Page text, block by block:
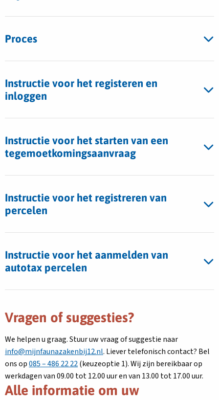
Proces
Instructie voor het registeren en
inloggen
Instructie voor het starten van een
tegemoetkomingsaanvraag
Instructie voor het registreren van
percelen
Instructie voor het aanmelden van
autotax percelen
Vragen of suggesties?
We helpen u graag. Stuur uw vraag of suggestie naar
info@mijnfaunazakenbij12.nl. Liever telefonisch contact? Bel
ons op085 – 486 22 22(keuzeoptie 1). Wij zijn bereikbaar op
werkdagen van 09.00 tot 12.00 uur en van 13.00 tot 17.00 uur.
Alle informatie om uw